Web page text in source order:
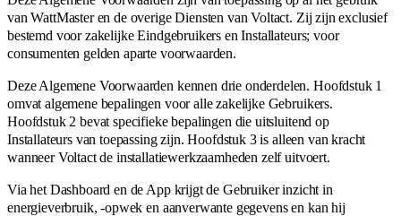
van WattMaster en de overige Diensten van Voltact. Zij zijn exclusief
bestemd voor zakelijke Eindgebruikers en Installateurs; voor
consumenten gelden aparte voorwaarden.
Deze Algemene Voorwaarden kennen drie onderdelen. Hoofdstuk 1
omvat algemene bepalingen voor alle zakelijke Gebruikers.
Hoofdstuk 2 bevat specifieke bepalingen die uitsluitend op
Installateurs van toepassing zijn. Hoofdstuk 3 is alleen van kracht
wanneer Voltact de installatiewerkzaamheden zelf uitvoert.
Via het Dashboard en de App krijgt de Gebruiker inzicht in
energieverbruik, -opwek en aanverwante gegevens en kan hij